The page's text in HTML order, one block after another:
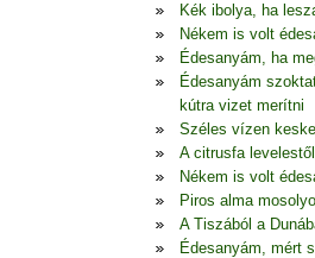
Kék ibolya, ha
Nékem is volt
Édesanyám, ha
Édesanyám
kútra vizet merítni
Széles vízen
A citrusfa
Nékem is volt
Piros alma
A Tiszából a
Édesanyám, mért